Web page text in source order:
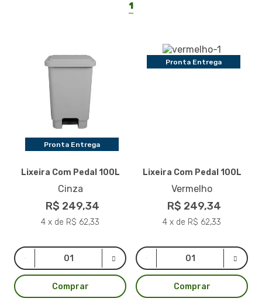
1
Pronta Entrega
Lixeira Com Pedal 100L
Cinza
R$ 249,34
4 x de R$ 62,33
Comprar
Pronta Entrega
Lixeira Com Pedal 100L
Vermelho
R$ 249,34
4 x de R$ 62,33
Comprar